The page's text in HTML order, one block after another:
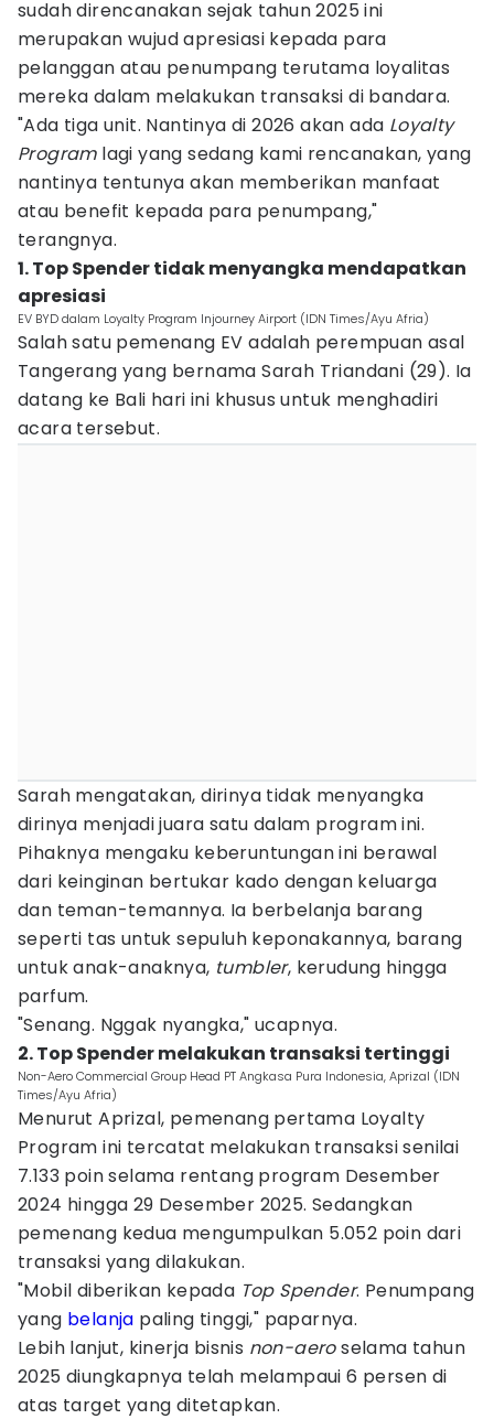
sudah direncanakan sejak tahun 2025 ini
merupakan wujud apresiasi kepada para
pelanggan atau penumpang terutama loyalitas
mereka dalam melakukan transaksi di bandara.
"Ada tiga unit. Nantinya di 2026 akan ada Loyalty
Programlagi yang sedang kami rencanakan, yang
nantinya tentunya akan memberikan manfaat
atau benefit kepada para penumpang,"
terangnya.
1. Top Spender tidak menyangka mendapatkan
apresiasi
EV BYD dalam Loyalty Program Injourney Airport (IDN Times/Ayu Afria)
Salah satu pemenang EV adalah perempuan asal
Tangerang yang bernama Sarah Triandani (29). Ia
datang ke Bali hari ini khusus untuk menghadiri
acara tersebut.
Sarah mengatakan, dirinya tidak menyangka
dirinya menjadi juara satu dalam program ini.
Pihaknya mengaku keberuntungan ini berawal
dari keinginan bertukar kado dengan keluarga
dan teman-temannya. Ia berbelanja barang
seperti tas untuk sepuluh keponakannya, barang
untuk anak-anaknya, tumbler, kerudung hingga
parfum.
"Senang. Nggak nyangka," ucapnya.
2. Top Spender melakukan transaksi tertinggi
Non-Aero Commercial Group Head PT Angkasa Pura Indonesia, Aprizal (IDN
Times/Ayu Afria)
Menurut Aprizal, pemenang pertama Loyalty
Program ini tercatat melakukan transaksi senilai
7.133 poin selama rentang program Desember
2024 hingga 29 Desember 2025. Sedangkan
pemenang kedua mengumpulkan 5.052 poin dari
transaksi yang dilakukan.
"Mobil diberikan kepada Top Spender. Penumpang
yang belanja paling tinggi," paparnya.
Lebih lanjut, kinerja bisnis non-aeroselama tahun
2025 diungkapnya telah melampaui 6 persen di
atas target yang ditetapkan.